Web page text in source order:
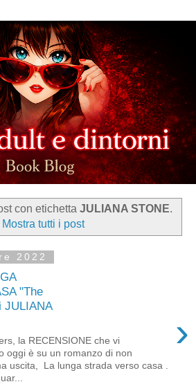
con etichetta JULIANA STONE.
Mostra tutti i post
2022
"The
JULIANA
›
la RECENSIONE che vi
oggi è su un romanzo di non
uscita, La lunga strada verso casa .